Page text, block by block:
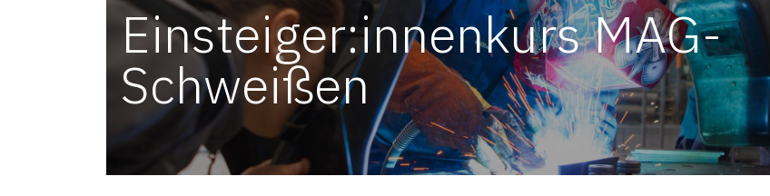
Einsteiger:innenkurs MAG-
Schweißen